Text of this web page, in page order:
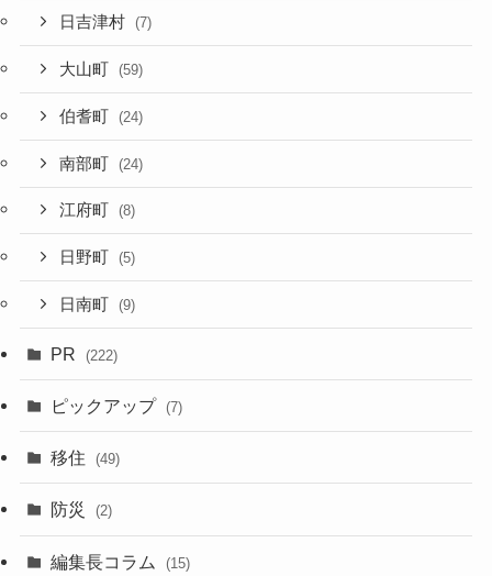
日吉津村 (7)
大山町 (59)
伯耆町 (24)
南部町 (24)
江府町 (8)
日野町 (5)
日南町 (9)
PR (222)
ピックアップ (7)
移住 (49)
防災 (2)
編集長コラム (15)